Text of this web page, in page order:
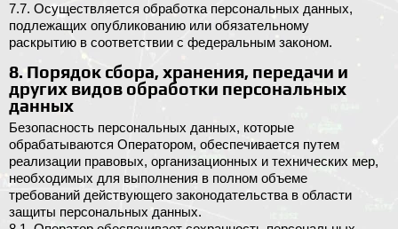
7.7. Осуществляется обработка персональных данных,
подлежащих опубликованию или обязательному
раскрытию в соответствии с федеральным законом.
8. Порядок сбора, хранения, передачи и
других видов обработки персональных
данных
Безопасность персональных данных, которые
обрабатываются Оператором, обеспечивается путем
реализации правовых, организационных и технических мер,
необходимых для выполнения в полном объеме
требований действующего законодательства в области
защиты персональных данных.